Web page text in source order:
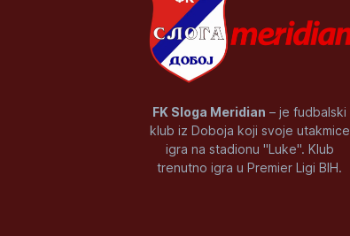
FK Sloga Meridian – je fudbalski
klub iz Doboja koji svoje utakmice
igra na stadionu "Luke". Klub
trenutno igra u Premier Ligi BIH.